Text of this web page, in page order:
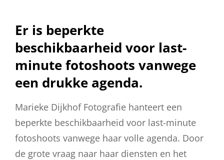
Er is beperkte
beschikbaarheid voor last-
minute fotoshoots vanwege
een drukke agenda.
Marieke Dijkhof Fotografie hanteert een
beperkte beschikbaarheid voor last-minute
fotoshoots vanwege haar volle agenda. Door
de grote vraag naar haar diensten en het